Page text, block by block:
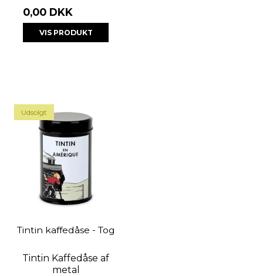
0,00 DKK
VIS PRODUKT
Udsolgt
Tintin kaffedåse - Tog
Tintin Kaffedåse af
metal